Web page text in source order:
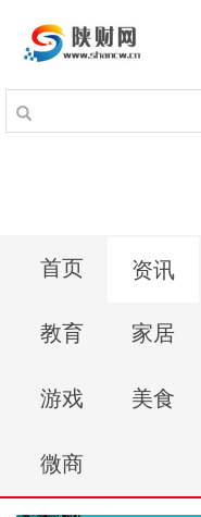
首页 资讯
教育 家居
游戏 美食
微商